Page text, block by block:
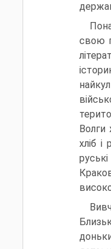
свою
Волги
хліб